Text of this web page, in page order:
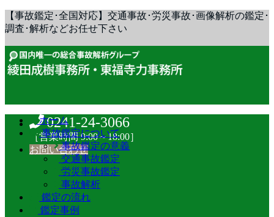
【事故鑑定･全国対応】交通事故･労災事故･画像解析の鑑定･
調査･解析などお任せ下さい
0241-24-3066
［営業時間 9:00～18:00］
お問い合わせ
ホーム
事故鑑定について
事故鑑定の意義
交通事故鑑定
労災事故鑑定
事故解析
鑑定の流れ
鑑定事例